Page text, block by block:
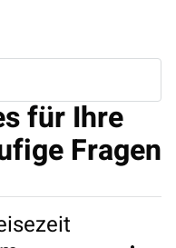
für Ihre
Fragen